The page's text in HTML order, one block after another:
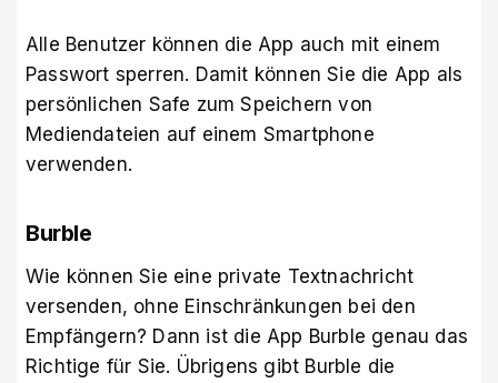
Alle Benutzer können die App auch mit einem
Passwort sperren. Damit können Sie die App als
persönlichen Safe zum Speichern von
Mediendateien auf einem Smartphone
verwenden.
Burble
Wie können Sie eine private Textnachricht
versenden, ohne Einschränkungen bei den
Empfängern? Dann ist die App Burble genau das
Richtige für Sie. Übrigens gibt Burble die